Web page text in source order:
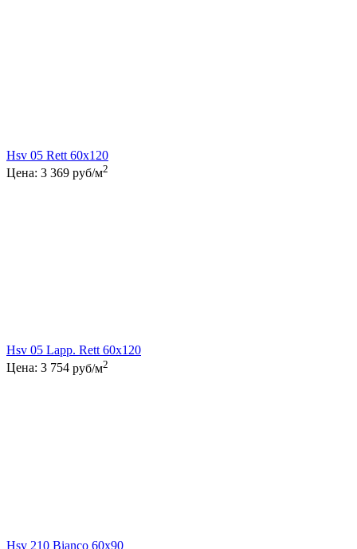
Hsv 05 Rett 60x120
Цена: 3 369 руб/м2
Hsv 05 Lapp. Rett 60x120
Цена: 3 754 руб/м2
Hsv 210 Bianco 60x90